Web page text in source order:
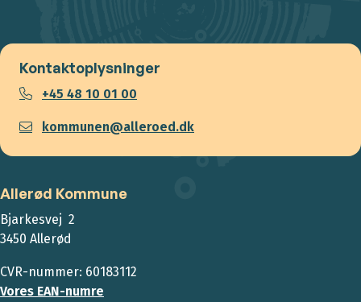
Kontaktoplysninger
+45 48 10 01 00
kommunen@alleroed.dk
Allerød Kommune
Bjarkesvej 2
3450 Allerød
CVR-nummer: 60183112
Vores EAN-numre